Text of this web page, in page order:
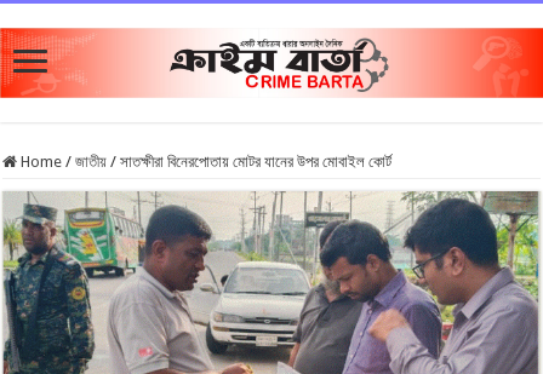
Home / জাতীয় / সাতক্ষীরা বিনেরপোতায় মোটর যানের উপর মোবাইল কোর্ট